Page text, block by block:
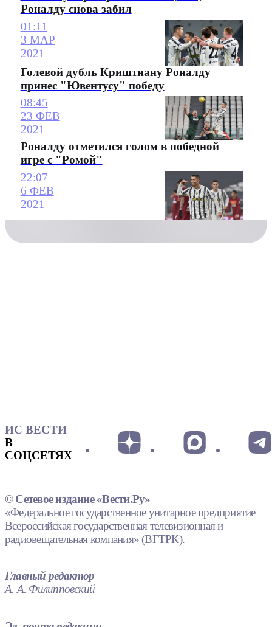
Роналду снова забил
01:11
3 МАР
2021
Голевой дубль Криштиану Роналду
принес "Ювентусу" победу
08:45
23 ФЕВ
2021
Роналду отметился голом в победной
игре с "Ромой"
22:07
6 ФЕВ
2021
ИС ВЕСТИ
В
СОЦСЕТЯХ
© Сетевое издание «Вести.Ру»
«Федеральное государственное унитарное предприятие
Всероссийская государственная телевизионная и
радиовещательная компания» (ВГТРК).
Главный редактор
А. А. Филипповский